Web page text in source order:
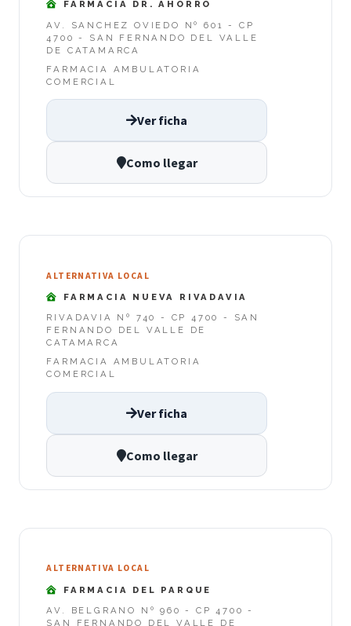
FARMACIA DR. AHORRO
AV. SANCHEZ OVIEDO Nº 601 - CP
4700 - SAN FERNANDO DEL VALLE
DE CATAMARCA
FARMACIA AMBULATORIA
COMERCIAL
Ver ficha
Como llegar
ALTERNATIVA LOCAL
FARMACIA NUEVA RIVADAVIA
RIVADAVIA Nº 740 - CP 4700 - SAN
FERNANDO DEL VALLE DE
CATAMARCA
FARMACIA AMBULATORIA
COMERCIAL
Ver ficha
Como llegar
ALTERNATIVA LOCAL
FARMACIA DEL PARQUE
AV. BELGRANO Nº 960 - CP 4700 -
SAN FERNANDO DEL VALLE DE